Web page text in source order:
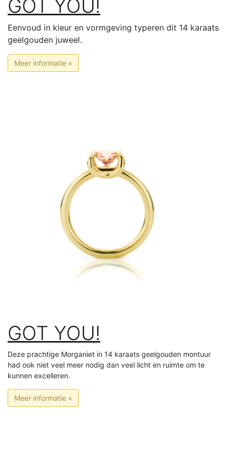
GOT YOU!
Eenvoud in kleur en vormgeving typeren dit 14 karaats
geelgouden juweel.
Meer informatie »
GOT YOU!
Deze prachtige Morganiet in 14 karaats geelgouden montuur
had ook niet veel meer nodig dan veel licht en ruimte om te
kunnen excelleren.
Meer informatie »